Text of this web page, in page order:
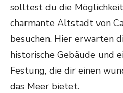
solltest du die
charmante Altstadt von
besuchen. Hier erwarten
historische Gebäude und
Festung, die dir einen
das Meer bietet.